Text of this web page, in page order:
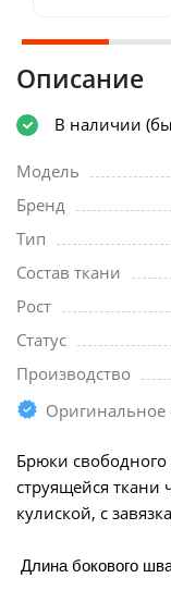
Описание
В наличии
Модель
Бренд
Тип
Состав ткани
Рост
Статус
Производство
Оригинальное
Брюки
струящейся ткани
кулиской, с
Длина бокового